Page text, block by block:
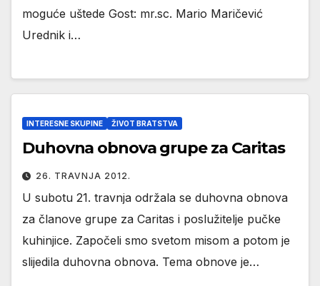
moguće uštede Gost: mr.sc. Mario Maričević
Urednik i…
INTERESNE SKUPINE ŽIVOT BRATSTVA
Duhovna obnova grupe za Caritas
26. TRAVNJA 2012.
U subotu 21. travnja održala se duhovna obnova
za članove grupe za Caritas i poslužitelje pučke
kuhinjice. Započeli smo svetom misom a potom je
slijedila duhovna obnova. Tema obnove je…